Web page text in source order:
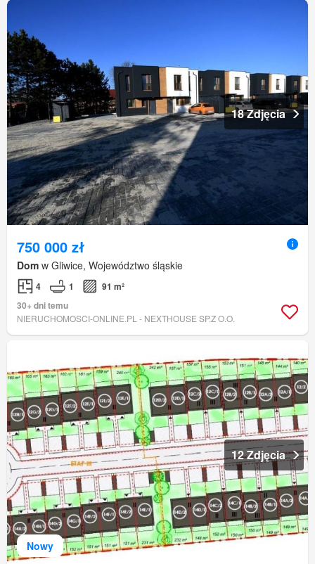
18 Zdjęcia
750 000 zł
Dom w Gliwice, Województwo śląskie
4 1
91 m²
30+ dni temu
NIERUCHOMOSCI-ONLINE.PL - NEXTHOUSE SP.Z O.O.
Nowy
12 Zdjęcia